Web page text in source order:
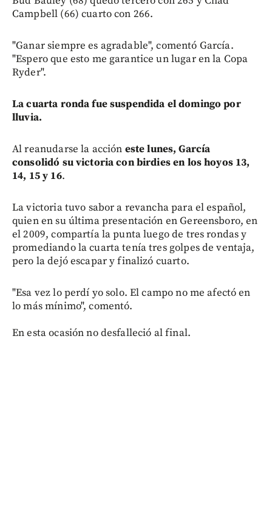
Campbell (66) cuarto con 266.
"Ganar siempre es agradable", comentó García.
"Espero que esto me garantice un lugar en la Copa
Ryder".
La cuarta ronda fue suspendida el domingo por
lluvia.
Al reanudarse la acción este lunes, García
consolidó su victoria con birdies en los hoyos 13,
14, 15 y 16.
La victoria tuvo sabor a revancha para el español,
quien en su última presentación en Gereensboro, en
el 2009, compartía la punta luego de tres rondas y
promediando la cuarta tenía tres golpes de ventaja,
pero la dejó escapar y finalizó cuarto.
"Esa vez lo perdí yo solo. El campo no me afectó en
lo más mínimo", comentó.
En esta ocasión no desfalleció al final.